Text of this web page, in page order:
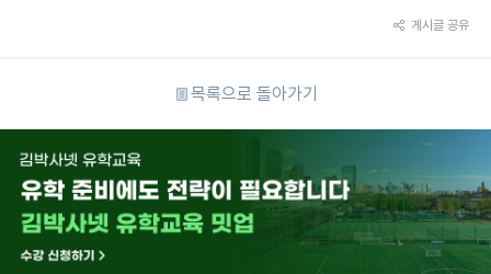
게시글 공유
목록으로 돌아가기